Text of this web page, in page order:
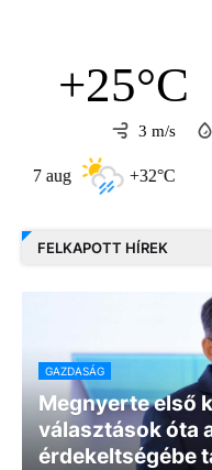
+25°C
3 m/s
+32°C
FELKAPOTT HÍREK
GAZDASÁG
Megnyerte első
választások óta
érdekeltségébe